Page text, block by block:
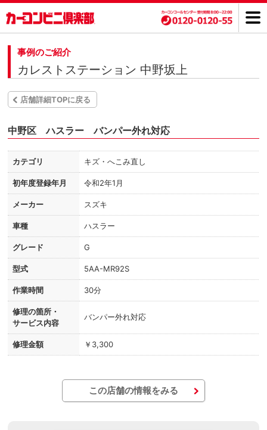
事例のご紹介
カレストステーション 中野坂上
店舗詳細TOPに戻る
中野区 ハスラー バンパー外れ対応
カテゴリ キズ・へこみ直し
初年度登録年月 令和2年1月
メーカー スズキ
車種 ハスラー
グレード G
型式 5AA-MR92S
作業時間 30分
修理の箇所・
サービス内容
バンパー外れ対応
修理金額 ￥3,300
この店舗の情報をみる